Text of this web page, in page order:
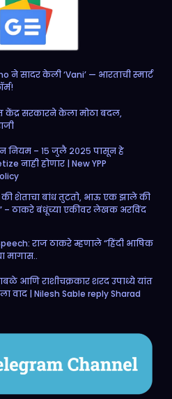
T
u
e
d
ने सादर केली ‘Vani’ — भारताची स्मार्ट
केंद्र सरकारने केला मोठा बदल,
नियम – १५ जुलै २०२५ पासून हे
नाही होणार | New YPP
शेताचा बांध तुटतो, भाऊ एक झाले की
– ठाकरे बंधूंच्या एकीवर लेखक अरविंद
राज ठाकरे म्हणाले “हिंदी भाषिक
मागास..
आणि राशीचक्रकार शरद उपाध्ये यांत
वाद | Nilesh Sable reply Sharad